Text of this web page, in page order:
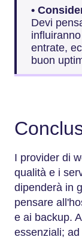
•
Devi
entrate,
buon
I provider di
qualità e i
dipenderà in
pensare
e ai backup.
essenziali;